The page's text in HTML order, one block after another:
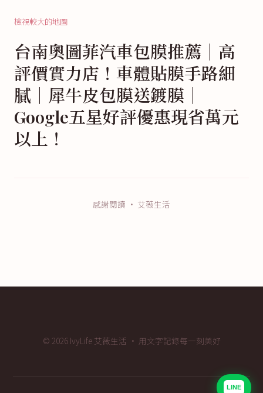
檢視較大的地圖
台南奧圖菲汽車包膜推薦｜高
評價實力店！車體貼膜手路細
膩｜犀牛皮包膜送鍍膜｜
Google五星好評優惠現省萬元
以上！
感謝閱讀 · 艾薇生活
© 2026 IvyLife 艾薇生活 · 用文字記錄每一刻美好
LINE